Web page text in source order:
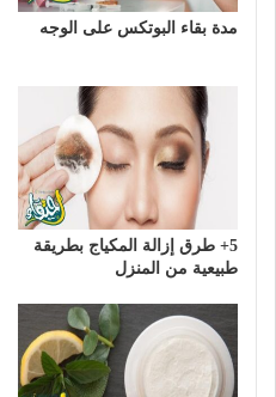
مدة بقاء البوتكس على الوجه
5+ طرق إزالة المكياج بطريقة
طبيعية من المنزل